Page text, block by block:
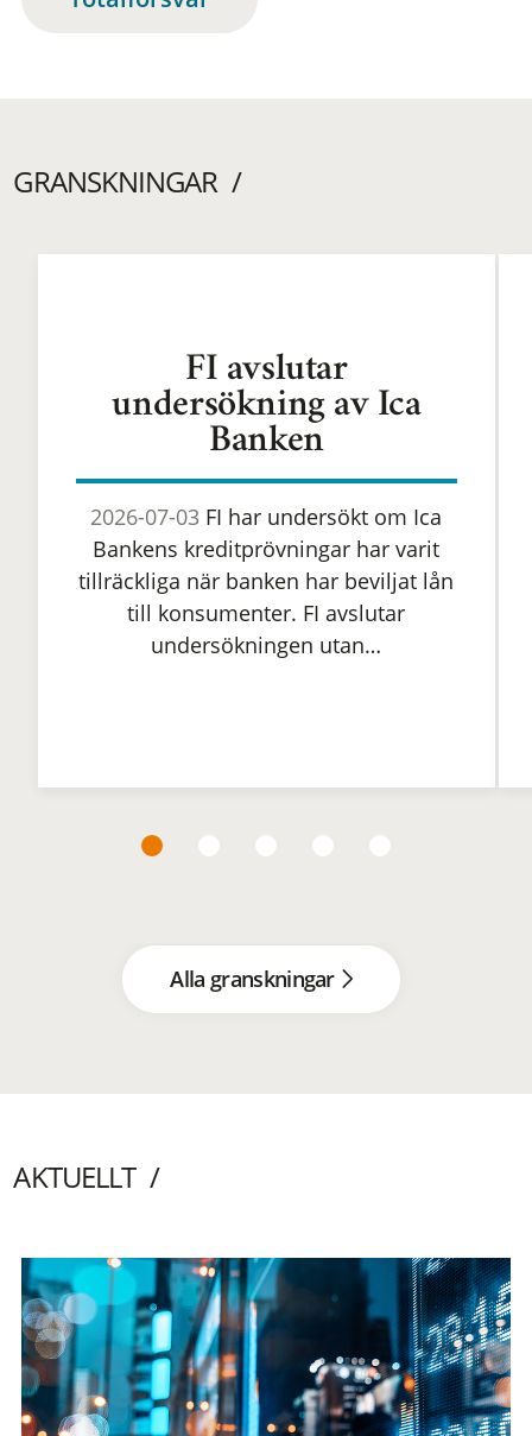
GRANSKNINGAR
FI avslutar
undersökning av Ica
Banken
2026-07-03 FI har undersökt om Ica
Bankens kreditprövningar har varit
tillräckliga när banken har beviljat lån
till konsumenter. FI avslutar
undersökningen utan…
Alla granskningar
AKTUELLT